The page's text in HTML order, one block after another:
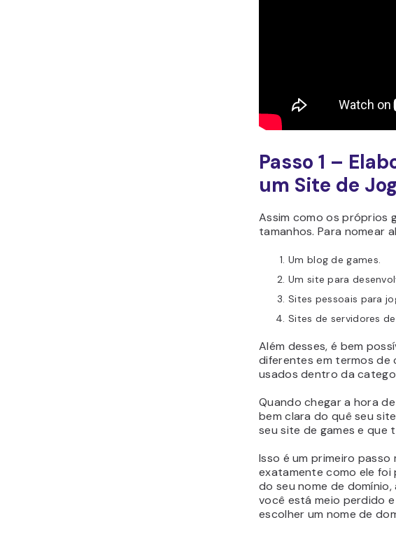
Passo 1 –
um Site de
Assim como os próprios
tamanhos. Para nomear
Um blog de games.
Um site para
Sites pessoais para
Sites de servidores
Além desses, é bem
diferentes em termos
usados dentro da
Quando chegar a hora
bem clara do quê seu
seu site de games e
Isso é um primeiro
exatamente como ele foi
do seu nome de
você está meio perdido
escolher um nome de